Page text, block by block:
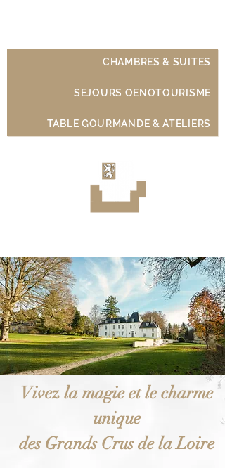
Luxury Wine Experience
CHAMBRES & SUITES
SEJOURS OENOTOURISME
TABLE GOURMANDE & ATELIERS
Vivez la magie et le charme
unique
des Grands Crus de la Loire